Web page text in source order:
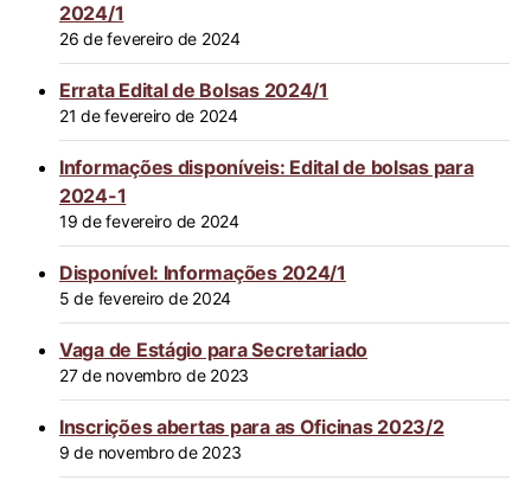
2024/1
26 de fevereiro de 2024
Errata Edital de Bolsas 2024/1
21 de fevereiro de 2024
Informações disponíveis: Edital de bolsas para
2024-1
19 de fevereiro de 2024
Disponível: Informações 2024/1
5 de fevereiro de 2024
Vaga de Estágio para Secretariado
27 de novembro de 2023
Inscrições abertas para as Oficinas 2023/2
9 de novembro de 2023